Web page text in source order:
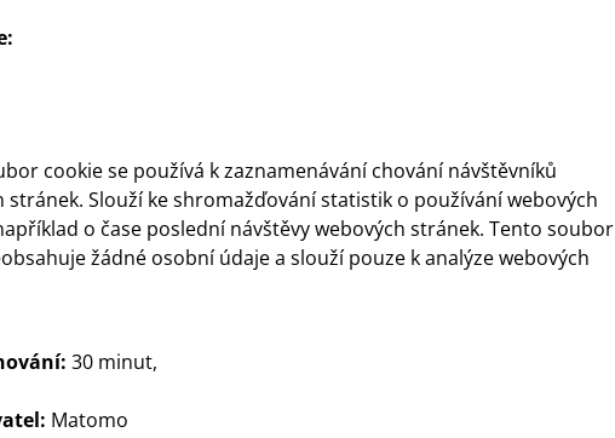
zákazníky
cookie se používá k zaznamenávání chování návštěvníků
stránek. Slouží ke shromažďování statistik o používání webových
o čase poslední návštěvy webových stránek. Tento soubor
žádné osobní údaje a slouží pouze k analýze webových
30 minut,
Matomo